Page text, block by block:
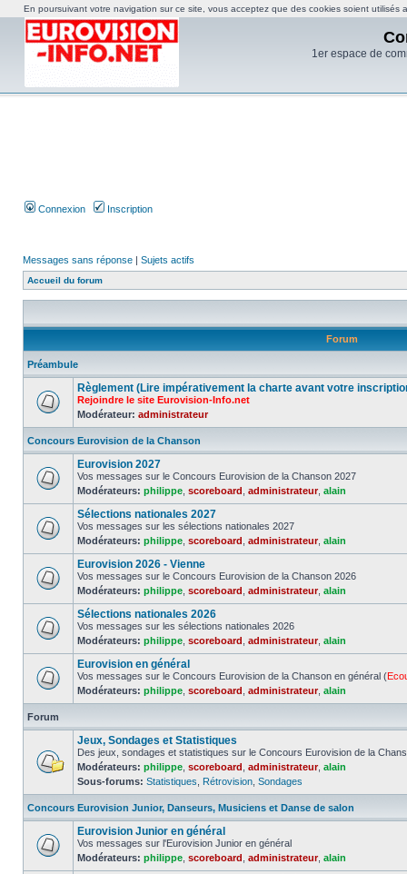
1er espace de
Connexion Inscription
Messages sans réponse | Sujets actifs
Accueil du forum
Forum
Préambule
Règlement (Lire impérativement la charte avant votre
Rejoindre le site Eurovision-Info.net
Modérateur: administrateur
Concours Eurovision de la Chanson
Eurovision 2027
Vos messages sur le Concours Eurovision de la Chanson 2027
Modérateurs: philippe scoreboard administrateur, alain
Sélections nationales 2027
Vos messages sur les sélections nationales 2027
Modérateurs: philippe scoreboard administrateur, alain
Eurovision 2026 - Vienne
Vos messages sur le Concours Eurovision de la Chanson 2026
Modérateurs: philippe scoreboard administrateur, alain
Sélections nationales 2026
Vos messages sur les sélections nationales 2026
Modérateurs: philippe scoreboard administrateur, alain
Eurovision en général
Vos messages sur le Concours Eurovision de la Chanson en général (
Modérateurs: philippe scoreboard administrateur, alain
Forum
Jeux, Sondages et Statistiques
Des jeux, sondages et statistiques sur le Concours Eurovision de la
Modérateurs: philippe scoreboard administrateur, alain
Sous-forums: Statistiques Rétrovision Sondages
Concours Eurovision Junior, Danseurs, Musiciens et Danse de salon
Eurovision Junior en général
Vos messages sur l'Eurovision Junior en général
Modérateurs: philippe scoreboard administrateur, alain
En poursuivant votre navigation sur ce site, vous acceptez que des cookies soient